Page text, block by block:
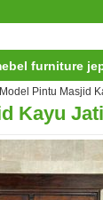
jepara
Model Pintu Masjid
Kayu